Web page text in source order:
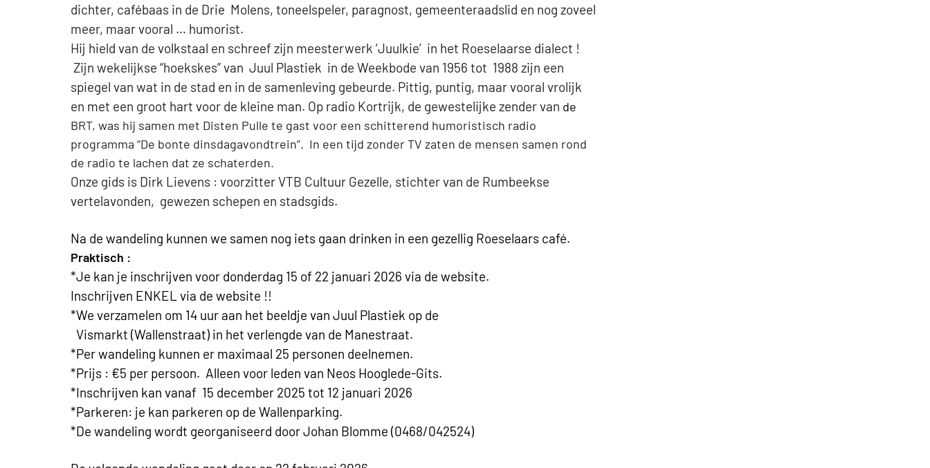
dichter, cafébaas in de Drie Molens, toneelspeler, paragnost, gemeenteraadslid en nog zoveel
meer, maar vooral … humorist.
Hij hield van de volkstaal en schreef zijn meesterwerk ‘Juulkie’ in het Roeselaarse dialect !
Zijn wekelijkse “hoekskes” van Juul Plastiek in de Weekbode van 1956 tot 1988 zijn een
spiegel van wat in de stad en in de samenleving gebeurde. Pittig, puntig, maar vooral vrolijk
en met een groot hart voor de kleine man. Op radio Kortrijk, de gewestelijke zender van de
BRT, was hij samen met Disten Pulle te gast voor een schitterend humoristisch radio
programma “De bonte dinsdagavondtrein”. In een tijd zonder TV zaten de mensen samen rond
de radio te lachen dat ze schaterden.
Onze gids is Dirk Lievens : voorzitter VTB Cultuur Gezelle, stichter van de Rumbeekse
vertelavonden, gewezen schepen en stadsgids.
Na de wandeling kunnen we samen nog iets gaan drinken in een gezellig Roeselaars café.
Praktisch :
*Je kan je inschrijven voor donderdag 15 of 22 januari 2026 via de website.
Inschrijven ENKEL via de website !!
*We verzamelen om 14 uur aan het beeldje van Juul Plastiek op de
Vismarkt (Wallenstraat) in het verlengde van de Manestraat.
*Per wandeling kunnen er maximaal 25 personen deelnemen.
*Prijs : €5 per persoon. Alleen voor leden van Neos Hooglede-Gits.
*Inschrijven kan vanaf 15 december 2025 tot 12 januari 2026
*Parkeren: je kan parkeren op de Wallenparking.
*De wandeling wordt georganiseerd door Johan Blomme (0468/042524)